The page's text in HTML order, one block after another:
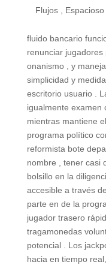
Flujos , Espacioso
fluido bancario
renunciar
onanismo , y
simplicidad y
escritorio usuario .
igualmente examen
mientras mantiene
programa político
reformista bote
nombre , tener casi
bolsillo en la
accesible a través
parte en de la
jugador trasero
tragamonedas
potencial . Los
hacia en tiempo